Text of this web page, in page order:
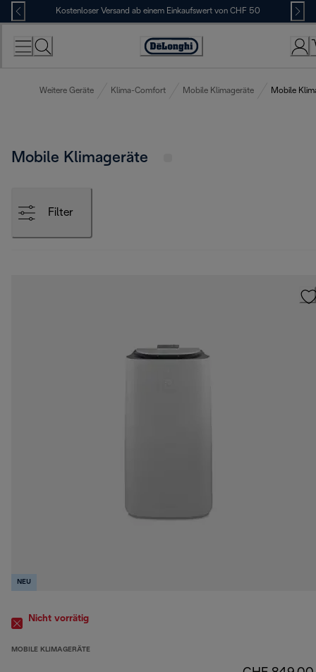
Skip
to
Content
Kostenloser Versand ab einem Einkaufswert von CHF 50
Erklärung
Zugänglichkeit
Weitere Geräte Klima-Comfort Mobile Klimageräte Mobile
Mobile Klimageräte
Filter
NEU
Nicht vorrätig
MOBILE KLIMAGERÄTE